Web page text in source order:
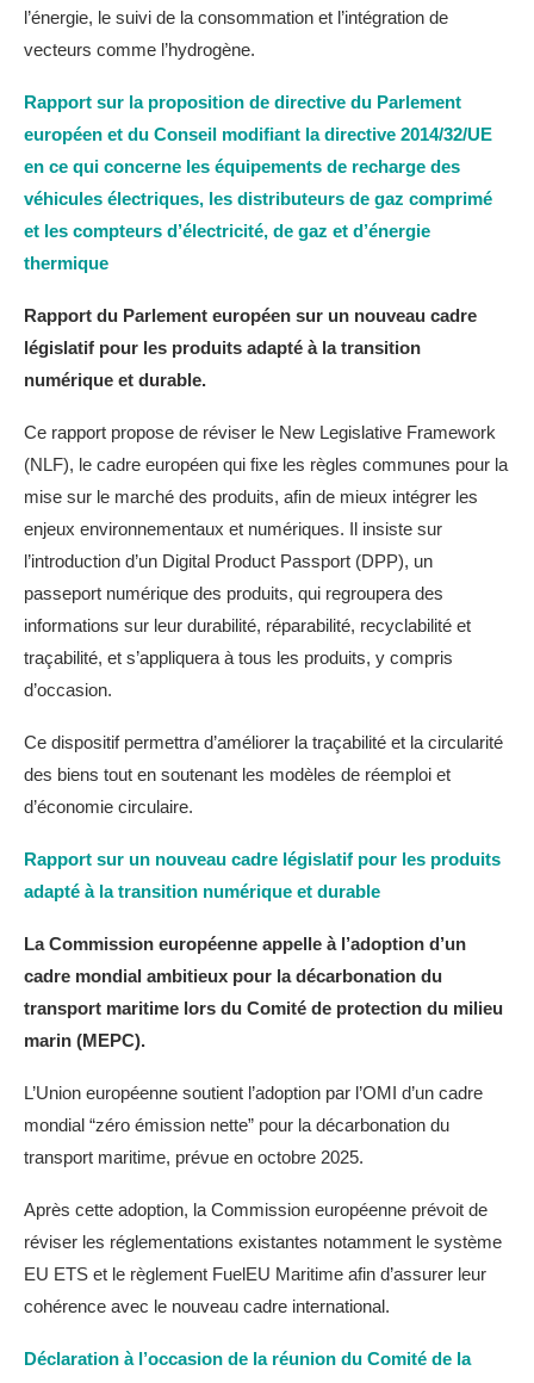
l’énergie, le suivi de la consommation et l’intégration de
vecteurs comme l’hydrogène.
Rapport sur la proposition de directive du Parlement
européen et du Conseil modifiant la directive 2014/32/UE
en ce qui concerne les équipements de recharge des
véhicules électriques, les distributeurs de gaz comprimé
et les compteurs d’électricité, de gaz et d’énergie
thermique
Rapport du Parlement européen sur un nouveau cadre
législatif pour les produits adapté à la transition
numérique et durable.
Ce rapport propose de réviser le New Legislative Framework
(NLF), le cadre européen qui fixe les règles communes pour la
mise sur le marché des produits, afin de mieux intégrer les
enjeux environnementaux et numériques. Il insiste sur
l’introduction d’un Digital Product Passport (DPP), un
passeport numérique des produits, qui regroupera des
informations sur leur durabilité, réparabilité, recyclabilité et
traçabilité, et s’appliquera à tous les produits, y compris
d’occasion.
Ce dispositif permettra d’améliorer la traçabilité et la circularité
des biens tout en soutenant les modèles de réemploi et
d’économie circulaire.
Rapport sur un nouveau cadre législatif pour les produits
adapté à la transition numérique et durable
La Commission européenne appelle à l’adoption d’un
cadre mondial ambitieux pour la décarbonation du
transport maritime lors du Comité de protection du milieu
marin (MEPC).
L’Union européenne soutient l’adoption par l’OMI d’un cadre
mondial “zéro émission nette” pour la décarbonation du
transport maritime, prévue en octobre 2025.
Après cette adoption, la Commission européenne prévoit de
réviser les réglementations existantes notamment le système
EU ETS et le règlement FuelEU Maritime afin d’assurer leur
cohérence avec le nouveau cadre international.
Déclaration à l’occasion de la réunion du Comité de la